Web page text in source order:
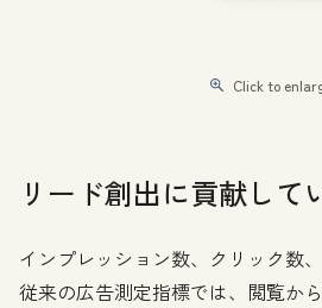
Click to
リード創出に貢献して
インプレッション数、クリック数
従来の広告測定指標では、閲覧か